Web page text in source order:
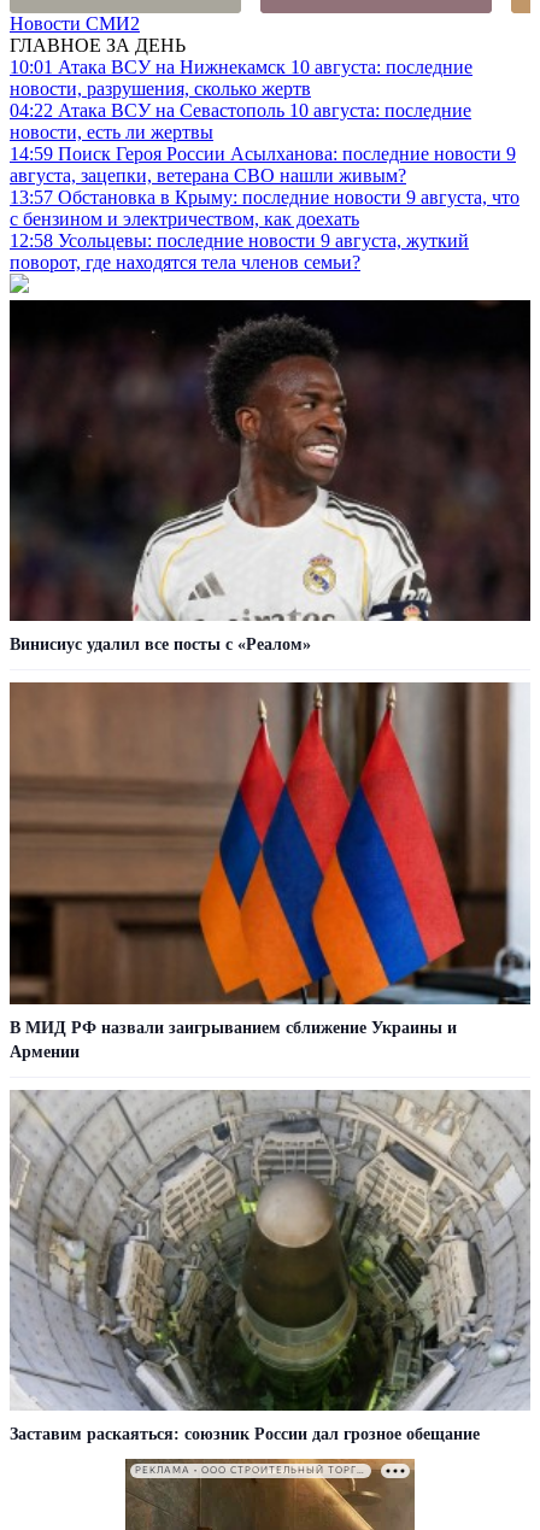
Новости СМИ2
ГЛАВНОЕ ЗА ДЕНЬ
10:01 Атака ВСУ на Нижнекамск 10 августа: последние
новости, разрушения, сколько жертв
04:22 Атака ВСУ на Севастополь 10 августа: последние
новости, есть ли жертвы
14:59 Поиск Героя России Асылханова: последние новости 9
августа, зацепки, ветерана СВО нашли живым?
13:57 Обстановка в Крыму: последние новости 9 августа, что
с бензином и электричеством, как доехать
12:58 Усольцевы: последние новости 9 августа, жуткий
поворот, где находятся тела членов семьи?
Винисиус удалил все посты с «Реалом»
В МИД РФ назвали заигрыванием сближение Украины и
Армении
Заставим раскаяться: союзник России дал грозное обещание
РЕКЛАМА • ООО СТРОИТЕЛЬНЫЙ ТОРГОВЫЙ ДОМ «ПЕТРОВИЧ». ИНН: 7802348846